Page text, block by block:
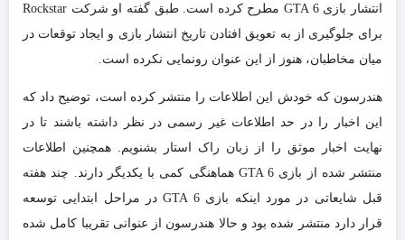
انتشار بازی GTA 6 مطرح کرده است. طبق گفته او شرکت Rockstar
برای جلوگیری از به تعویق افتادن تاریخ انتشار بازی و ایجاد توقعات در
میان مخاطبان، هنوز از این عنوان رونمایی نکرده است.
هندرسون که خودش این اطلاعات را منتشر کرده است، توضیح داد که
این اخبار را در حد اطلاعات غیر رسمی در نظر داشته باشند تا در
نهایت اخبار موثق را از زبان راک استار بشنویم. همچنین اطلاعات
منتشر شده از بازی GTA 6 هماهنگی کمی با یکدیگر دارند. چند هفته
قبل شایعاتی در مورد اینکه بازی GTA 6 در مراحل ابتدایی توسعه
قرار دارد منتشر شده بود و حالا هندرسون از عنوانی تقریبا کامل شده